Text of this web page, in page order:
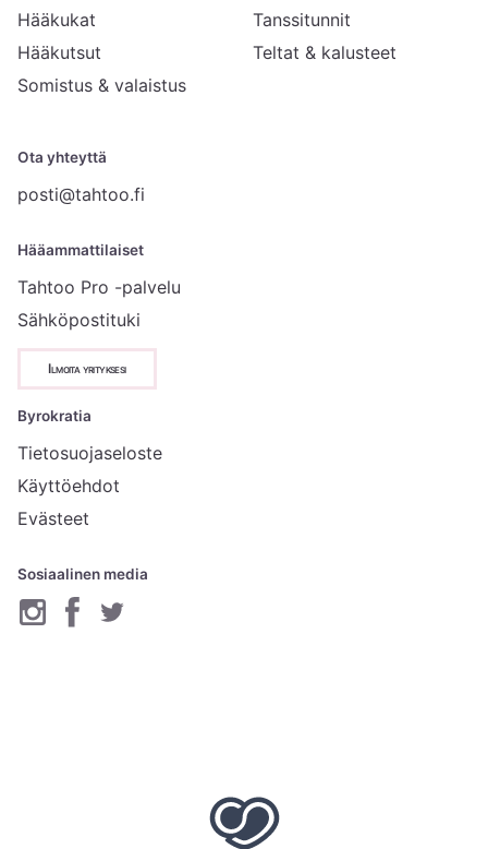
Ota yhteyttä
posti@tahtoo.fi
Hääammattilaiset
Tahtoo Pro -palvelu
Sähköpostituki
Ilmoita yrityksesi
Byrokratia
Tietosuojaseloste
Käyttöehdot
Evästeet
Sosiaalinen media
Hääkukat
Hääkutsut
Somistus & valaistus
Tanssitunnit
Teltat & kalusteet